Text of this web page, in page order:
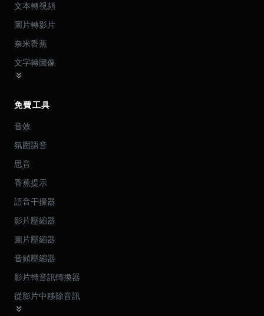
文本轉視頻
圖片轉影片
奈米香蕉
文字轉圖像
免費工具
音效
氛圍語音
思音
香蕉提示
語音干擾器
影片壓縮器
圖片壓縮器
音頻壓縮器
影片轉音訊轉換器
從影片中移除音訊